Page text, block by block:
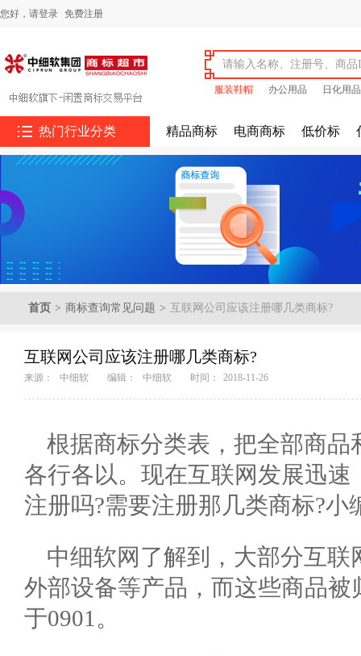
您好， 请登录 免费注册
服装鞋帽 办公用品 日化用品
 热门行业分类 精品商标 电商商标 低价标
首页 > 商标查询常见问题 > 互联网公司应该注册哪几类商标?
互联网公司应该注册哪几类商标?
来源： 中细软 编辑： 中细软 时间： 2018-11-26
根据商标分类表，把全部商
各行各以。现在互联网发展迅
注册吗?需要注册那几类商标?小
中细软网了解到，大部分互
外部设备等产品，而这些商品
于0901。